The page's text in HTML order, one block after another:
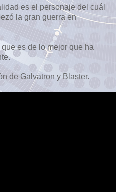
es el personaje del cuál
la gran guerra en
es de lo mejor que ha
de Galvatron y Blaster.